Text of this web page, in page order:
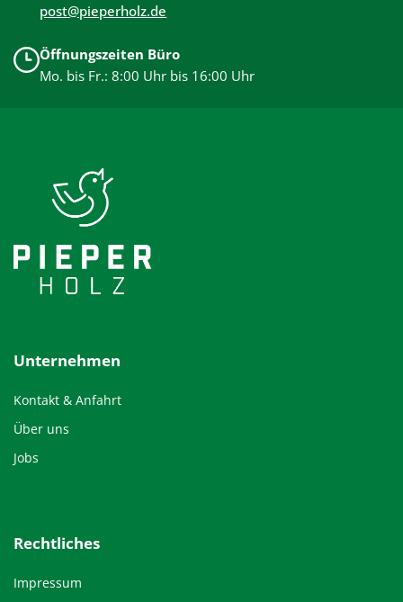
post@pieperholz.de
Öffnungszeiten Büro
Mo. bis Fr.: 8:00 Uhr bis 16:00 Uhr
Unternehmen
Kontakt & Anfahrt
Über uns
Jobs
Rechtliches
Impressum